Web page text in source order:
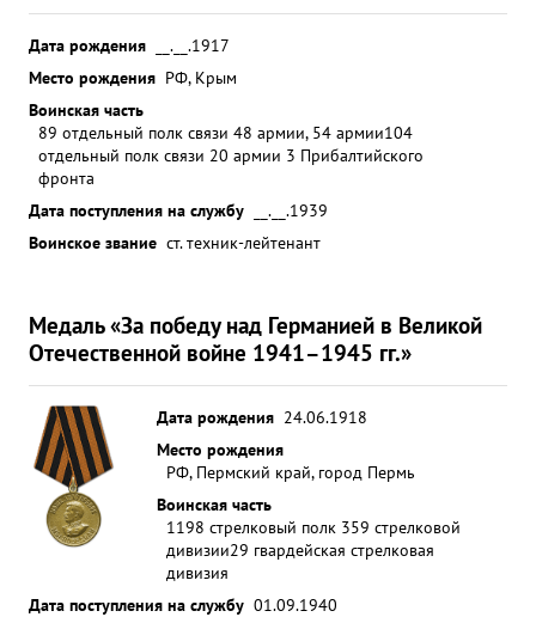
Дата рождения
__.__.1917
Место рождения РФ, Крым
Воинская часть
89 отдельный полк связи 48 армии, 54 армии104
отдельный полк связи 20 армии 3 Прибалтийского
фронта
Дата поступления на службу
__.__.1939
Воинское звание ст. техник-лейтенант
Медаль «За победу над Германией в Великой
Отечественной войне 1941–1945 гг.»
Дата рождения 24.06.1918
Место рождения
РФ, Пермский край, город Пермь
Воинская часть
1198 стрелковый полк 359 стрелковой
дивизии29 гвардейская стрелковая
дивизия
Дата поступления на службу 01.09.1940